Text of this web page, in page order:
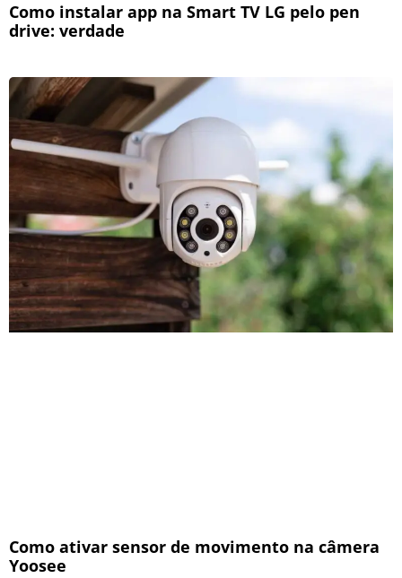
Como instalar app na Smart TV LG pelo pen
drive: verdade
Como ativar sensor de movimento na câmera
Yoosee